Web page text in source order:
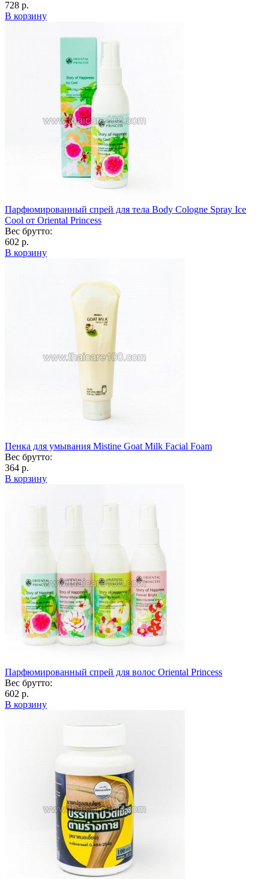
728 р.
В корзину
Парфюмированный спрей для тела Body Cologne Spray Ice
Cool от Oriental Princess
Вес брутто:
602 р.
В корзину
Пенка для умывания Mistine Goat Milk Facial Foam
Вес брутто:
364 р.
В корзину
Парфюмированный спрей для волос Oriental Princess
Вес брутто:
602 р.
В корзину